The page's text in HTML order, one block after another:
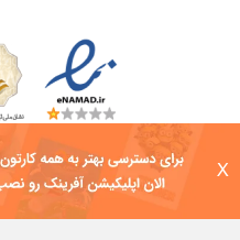
X
کلیه حقوق این سایت به شرکت